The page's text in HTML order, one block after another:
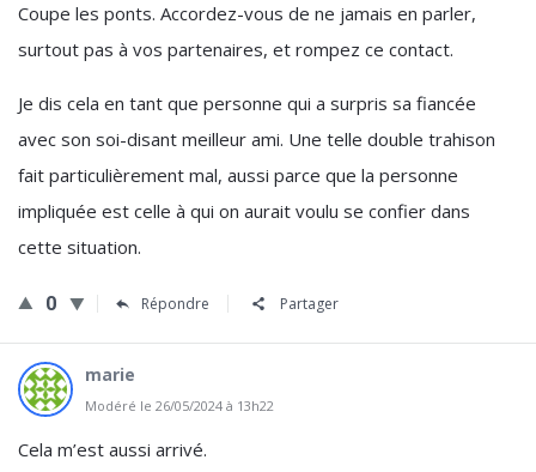
Coupe les ponts. Accordez-vous de ne jamais en parler,
surtout pas à vos partenaires, et rompez ce contact.
Je dis cela en tant que personne qui a surpris sa fiancée
avec son soi-disant meilleur ami. Une telle double trahison
fait particulièrement mal, aussi parce que la personne
impliquée est celle à qui on aurait voulu se confier dans
cette situation.
0 Répondre Partager
marie
Modéré le 26/05/2024 à 13h22
Cela m’est aussi arrivé.